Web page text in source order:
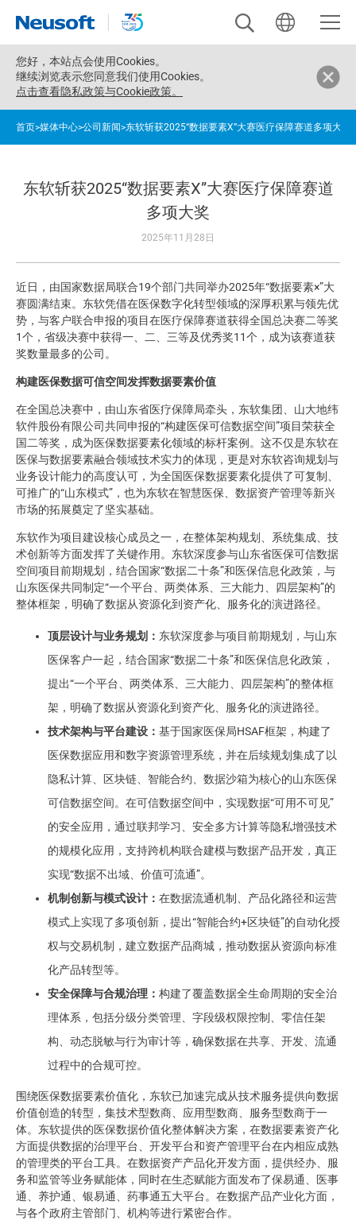
您好， 本站点会使用Cookies。
继续浏览表示您同意我们使用Cookies。
点击查看隐私政策与Cookie政策。
首页>媒体中心>公司新闻>东软斩获2025“数据要素X”大赛医疗保障赛道多项大奖
东软斩获2025“数据要素X”大赛医疗保障赛道
多项大奖
2025年11月28日
近日，由国家数据局联合19个部门共同举办2025年“数据要素×”大
赛圆满结束。东软凭借在医保数字化转型领域的深厚积累与领先优
势，与客户联合申报的项目在医疗保障赛道获得全国总决赛二等奖
1个，省级决赛中获得一、二、三等及优秀奖11个，成为该赛道获
奖数量最多的公司。
构建医保数据可信空间发挥数据要素价值
在全国总决赛中，由山东省医疗保障局牵头，东软集团、山大地纬
软件股份有限公司共同申报的“构建医保可信数据空间”项目荣获全
国二等奖，成为医保数据要素化领域的标杆案例。这不仅是东软在
医保与数据要素融合领域技术实力的体现，更是对东软咨询规划与
业务设计能力的高度认可，为全国医保数据要素化提供了可复制、
可推广的“山东模式”，也为东软在智慧医保、数据资产管理等新兴
市场的拓展奠定了坚实基础。
东软作为项目建设核心成员之一，在整体架构规划、系统集成、技
术创新等方面发挥了关键作用。东软深度参与山东省医保可信数据
空间项目前期规划，结合国家“数据二十条”和医保信息化政策，与
山东医保共同制定“一个平台、两类体系、三大能力、四层架构”的
整体框架，明确了数据从资源化到资产化、服务化的演进路径。
顶层设计与业务规划： 东软深度参与项目前期规划，与山东
医保客户一起，结合国家“数据二十条”和医保信息化政策，
提出“一个平台、两类体系、三大能力、四层架构”的整体框
架，明确了数据从资源化到资产化、服务化的演进路径。
技术架构与平台建设： 基于国家医保局HSAF框架，构建了
医保数据应用和数字资源管理系统，并在后续规划集成了以
隐私计算、区块链、智能合约、数据沙箱为核心的山东医保
可信数据空间。在可信数据空间中，实现数据“可用不可见”
的安全应用，通过联邦学习、安全多方计算等隐私增强技术
的规模化应用，支持跨机构联合建模与数据产品开发，真正
实现“数据不出域、价值可流通”。
机制创新与模式设计： 在数据流通机制、产品化路径和运营
模式上实现了多项创新，提出“智能合约+区块链”的自动化授
权与交易机制，建立数据产品商城，推动数据从资源向标准
化产品转型等。
安全保障与合规治理： 构建了覆盖数据全生命周期的安全治
理体系，包括分级分类管理、字段级权限控制、零信任架
构、动态脱敏与行为审计等，确保数据在共享、开发、流通
过程中的合规可控。
围绕医保数据要素价值化，东软已加速完成从技术服务提供向数据
价值创造的转型，集技术型数商、应用型数商、服务型数商于一
体。东软提供的医保数据价值化整体解决方案，在数据要素资产化
方面提供数据的治理平台、开发平台和资产管理平台在内相应成熟
的管理类的平台工具。在数据资产产品化开发方面，提供经办、服
务和监管等业务赋能体，同时在生态赋能方面发布了保易通、医事
通、养护通、银易通、药事通五大平台。在数据产品产业化方面，
与各个政府主管部门、机构等进行紧密合作。